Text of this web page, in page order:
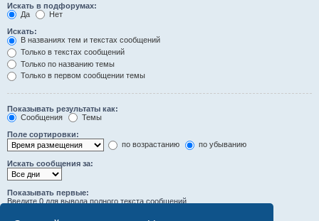
Искать в подфорумах:
Да
Нет
Искать:
В названиях тем и текстах сообщений
Только в текстах сообщений
Только по названию темы
Только в первом сообщении темы
Показывать результаты как:
Сообщения
Темы
Поле сортировки:
по возрастанию
по убыванию
Искать сообщения за:
Показывать первые:
Введите 0 для вывода полного текста сообщений.